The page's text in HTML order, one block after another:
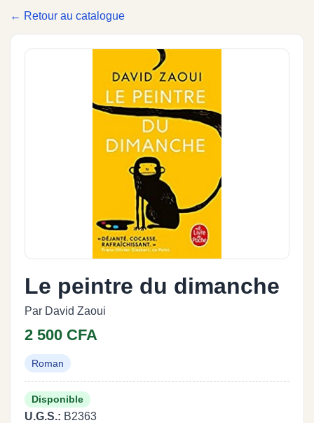
← Retour au catalogue
Le peintre du dimanche
Par David Zaoui
2 500 CFA
Roman
Disponible
U.G.S.: B2363